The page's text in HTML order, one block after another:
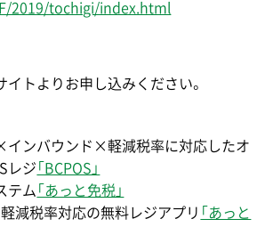
2019/tochigi/index.html
イトよりお申し込みください。
インバウンド×軽減税率に対応したオ
レジ 「BCPOS」
テム 「あっと免税」
軽減税率対応の無料レジアプリ 「あっと